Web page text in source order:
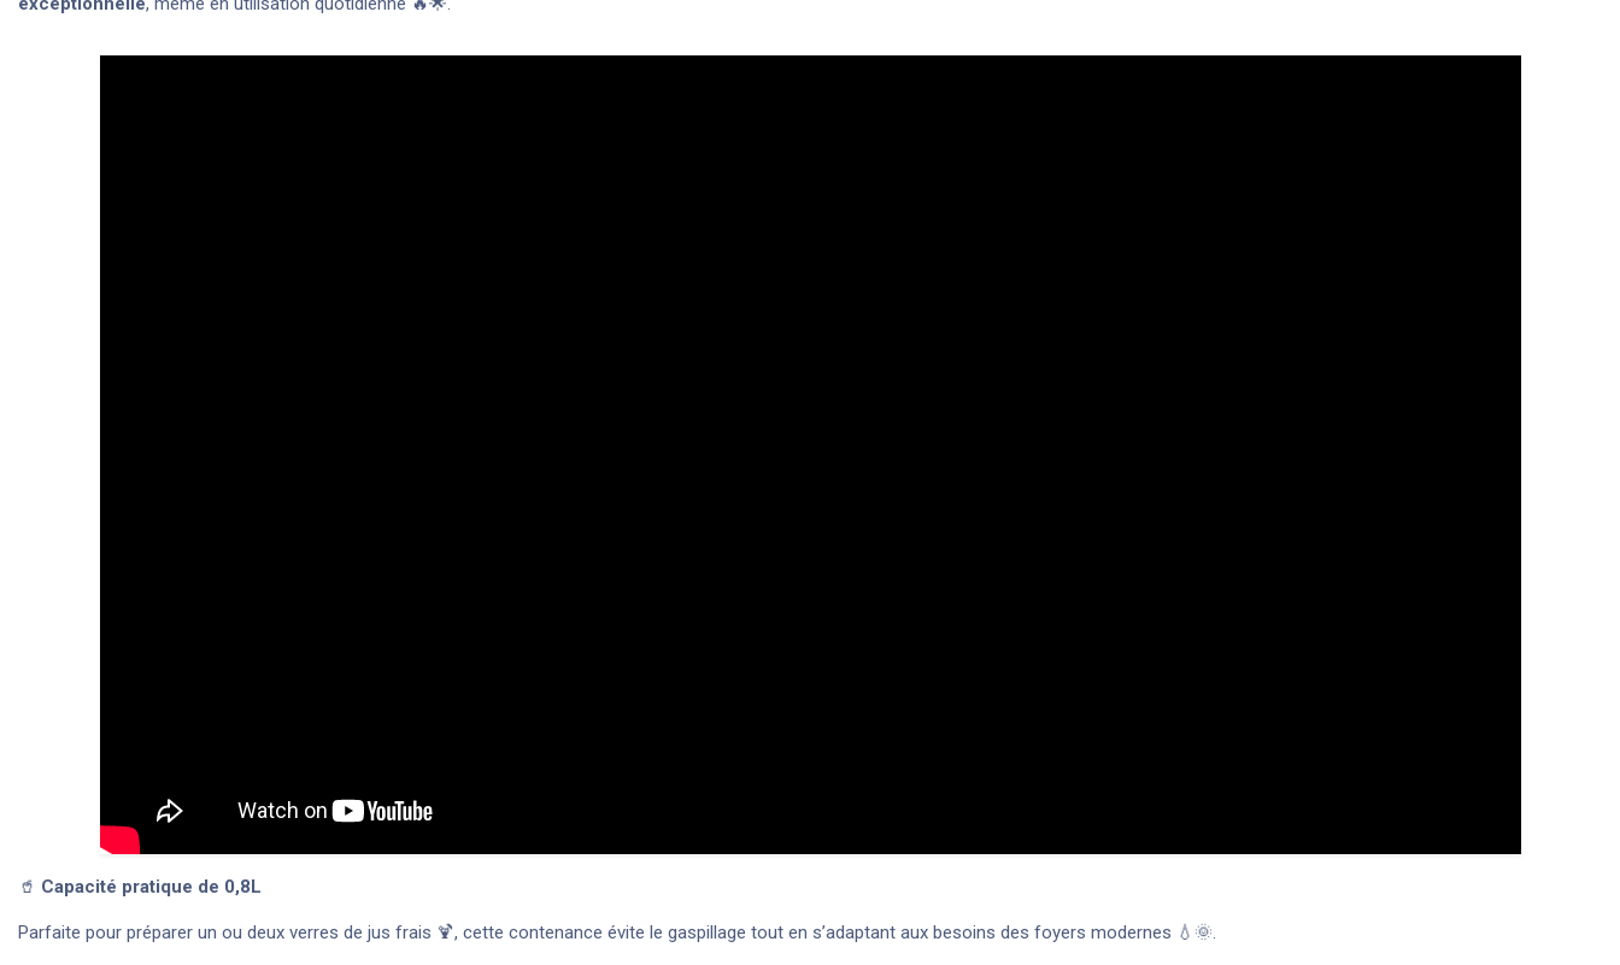
🥤 Capacité pratique de 0,8L
Parfaite pour préparer un ou deux verres de jus frais 🍹, cette contenance évite le gaspillage tout en s’adaptant aux besoins des foyers modernes 💧🌞.